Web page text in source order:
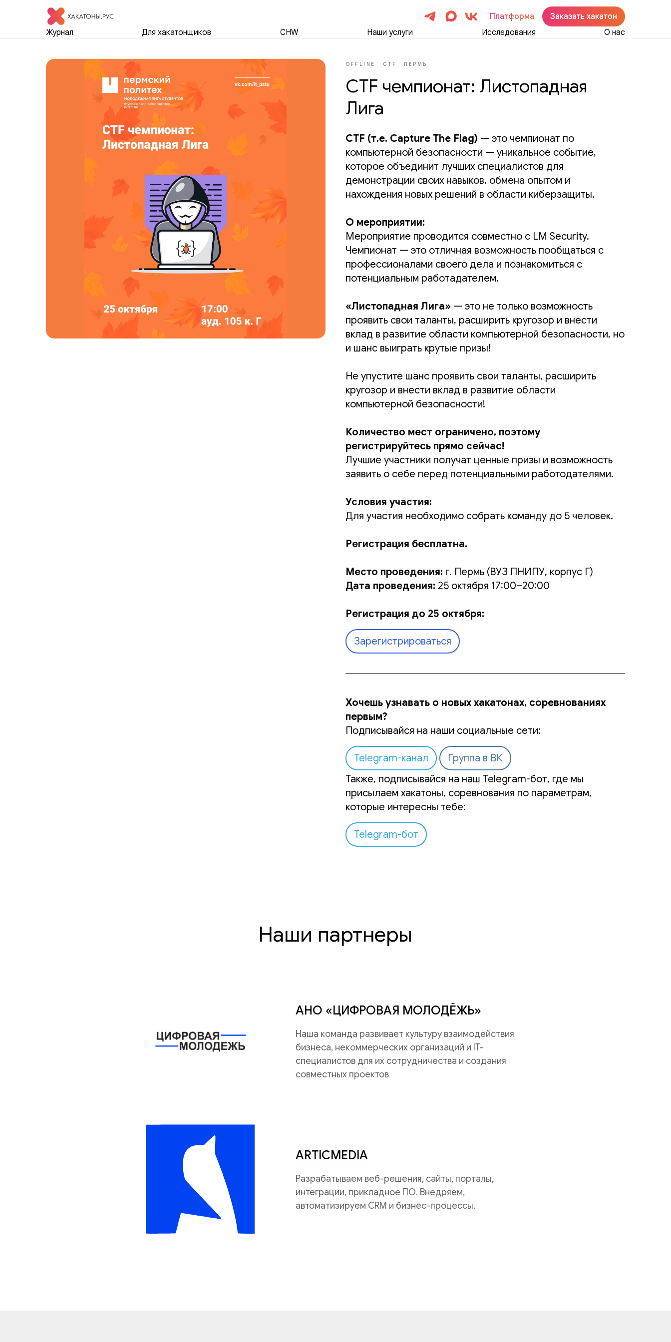
Платформа
Заказать хакатон
Журнал
Для хакатонщиков CHW Наши услуги Исследования О нас
OFFLINE CTF ПЕРМЬ
CTF чемпионат: Листопадная
Лига
CTF (т.е. Capture The Flag) — это чемпионат по
компьютерной безопасности — уникальное событие,
которое объединит лучших специалистов для
демонстрации своих навыков, обмена опытом и
нахождения новых решений в области киберзащиты.
О мероприятии:
Мероприятие проводится совместно с LM Security.
Чемпионат — это отличная возможность пообщаться с
профессионалами своего дела и познакомиться с
потенциальным работадателем.
«Листопадная Лига» — это не только возможность
проявить свои таланты, расширить кругозор и внести
вклад в развитие области компьютерной безопасности, но
и шанс выиграть крутые призы!
Не упустите шанс проявить свои таланты, расширить
кругозор и внести вклад в развитие области
компьютерной безопасности!
Количество мест ограничено, поэтому
регистрируйтесь прямо сейчас!
Лучшие участники получат ценные призы и возможность
заявить о себе перед потенциальными работодателями.
Условия участия:
Для участия необходимо собрать команду до 5 человек.
Регистрация бесплатна.
Место проведения: г. Пермь (ВУЗ ПНИПУ, корпус Г)
Дата проведения: 25 октября 17:00–20:00
Регистрация до 25 октября:
Зарегистрироваться
Хочешь узнавать о новых хакатонах, соревнованиях
первым?
Подписывайся на наши социальные сети:
Telegram-канал
Группа в ВК
Также, подписывайся на наш Telegram-бот, где мы
присылаем хакатоны, соревнования по параметрам,
которые интересны тебе:
Telegram-бот
Наши партнеры
АНО «ЦИФРОВАЯ МОЛОДЁЖЬ»
Наша команда развивает культуру взаимодействия
бизнеса, некоммерческих организаций и IT-
специалистов для их сотрудничества и создания
совместных проектов
ARTICMEDIA
Разрабатываем веб-решения, сайты, порталы,
интеграции, прикладное ПО. Внедряем,
автоматизируем CRM и бизнес-процессы.